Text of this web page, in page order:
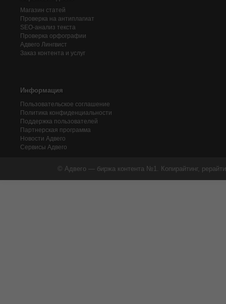
Магазин статей
Проверка на антиплагиат
SEO-анализ текста
Проверка орфографии
Адвего Лингвист
Заказ контента и услуг
Информация
Пользовательское соглашение
Политика конфиденциальности
Поддержка пользователей
Партнерская программа
Новости Адвего
Сервисы Адвего
© Адвего — биржа контента №1. Копирайтинг,